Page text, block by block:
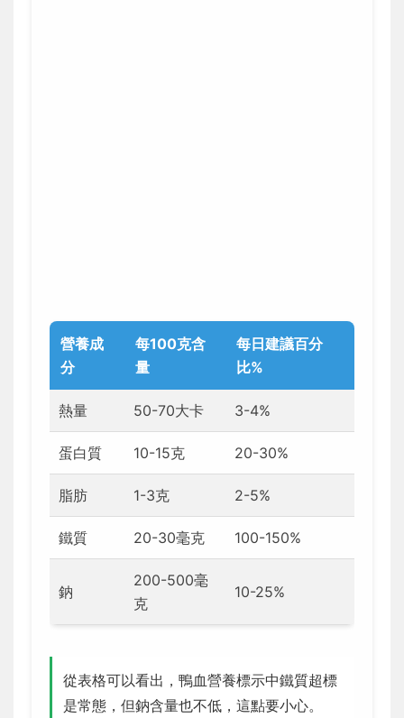
營養成
分
每100克含
量
每日建議百分
比%
熱量 50-70大卡 3-4%
蛋白質 10-15克 20-30%
脂肪 1-3克 2-5%
鐵質 20-30毫克 100-150%
鈉
200-500毫
克
10-25%
從表格可以看出，鴨血營養標示中鐵質超標
是常態，但鈉含量也不低，這點要小心。